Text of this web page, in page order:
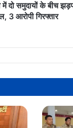
में दो समुदायों के बीच
3 आरोपी गिरफ्तार